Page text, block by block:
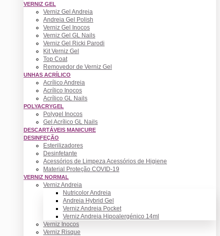
VERNIZ GEL
Verniz Gel Andreia
Andreia Gel Polish
Verniz Gel Inocos
Verniz Gel GL Nails
Verniz Gel Ricki Parodi
Kit Verniz Gel
Top Coat
Removedor de Verniz Gel
UNHAS ACRÍLICO
Acrílico Andreia
Acrílico Inocos
Acrílico GL Nails
POLYACRYGEL
Polygel Inocos
Gel Acrílico GL Nails
DESCARTÁVEIS MANICURE
DESINFEÇÃO
Esterilizadores
Desinfetante
Acessórios de Limpeza Acessórios de Higiene
Material Proteção COVID-19
VERNIZ NORMAL
Verniz Andreia
Nutricolor Andreia
Andreia Hybrid Gel
Verniz Andreia Pocket
Verniz Andreia Hipoalergénico 14ml
Verniz Inocos
Verniz Risque